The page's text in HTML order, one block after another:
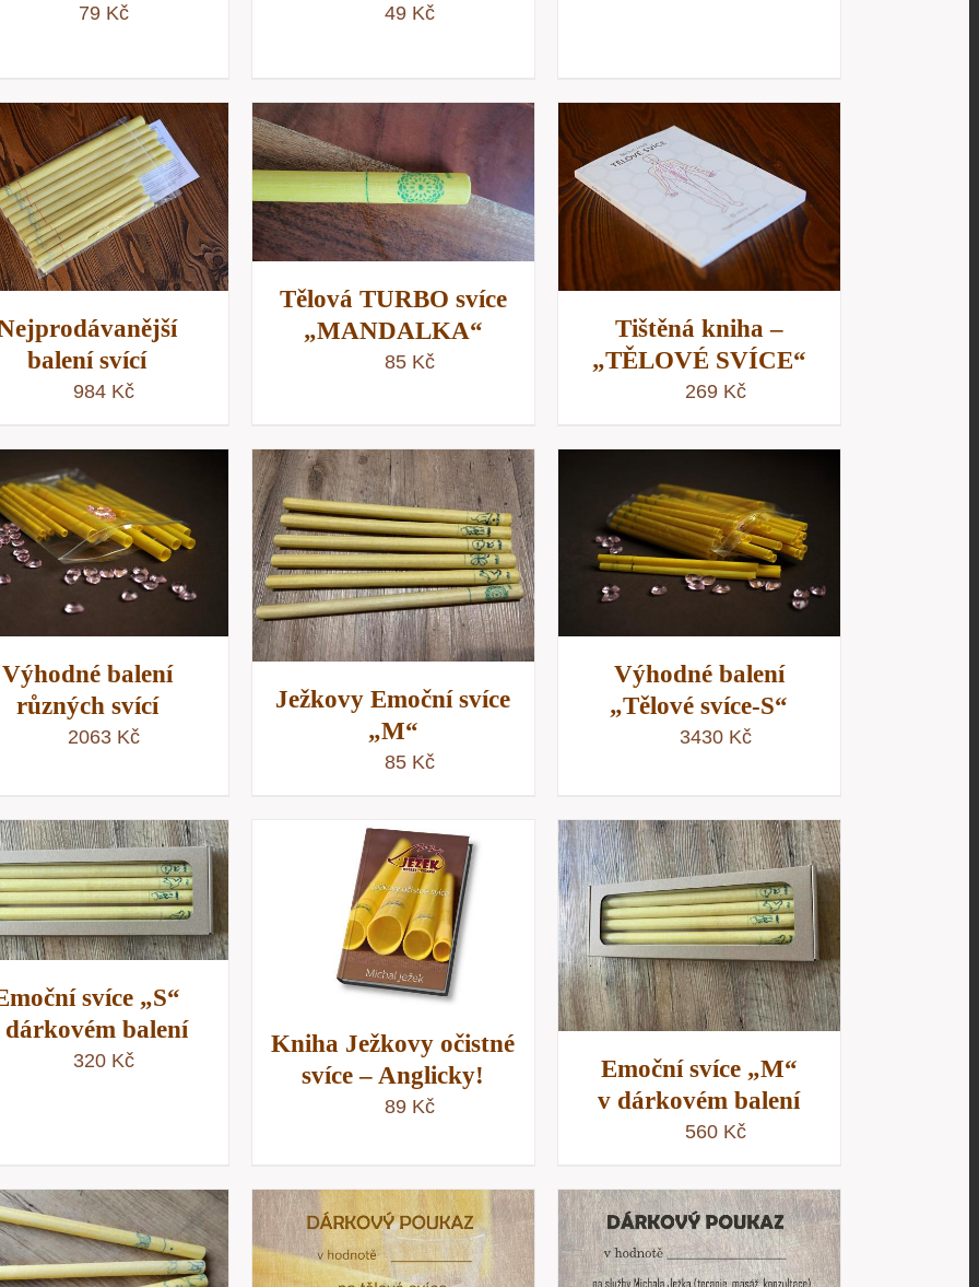
79 Kč 49 Kč
balení svící
984 Kč
PŘIDAT DO KOŠÍKU /
RYCHLÝ NÁHLED
Tělová TURBO svíce
„MANDALKA“
85 Kč
PŘIDAT DO KOŠÍKU
RYCHLÝ NÁHLED
Tištěná kniha –
„TĚLOVÉ SVÍCE“
269 Kč
Výhodné balení
různých svící
2063 Kč
PŘIDAT DO KOŠÍKU /
RYCHLÝ NÁHLED
Ježkovy Emoční svíce
„M“
85 Kč
PŘIDAT DO KOŠÍKU /
RYCHLÝ NÁHLED
Výhodné balení
„Tělové svíce-S“
3430 Kč
svíce „S“
dárkovém balení
320 Kč
PŘIDAT DO KOŠÍKU /
RYCHLÝ NÁHLED
Kniha Ježkovy očistné
svíce – Anglicky!
89 Kč
PŘIDAT DO KOŠÍKU
RYCHLÝ NÁHLED
Emoční svíce „M“
v dárkovém balení
560 Kč
VÝBĚR MOŽNOSTÍ /
VÝBĚR MOŽNOSTÍ